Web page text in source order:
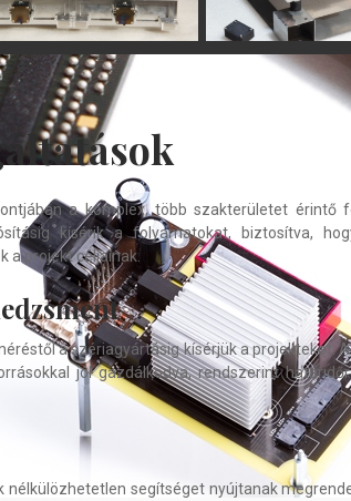
a komplex, több szakterületet
kísérik a folyamatokat, biztosítva,
a projekt céljainak.
a szériagyártásig kísérjük a projekteket.
jól gazdálkodva, rendszerint
segítséget nyújtanak